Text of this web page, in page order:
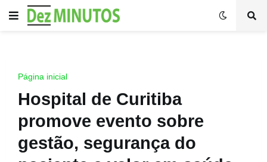
Página inicial
Hospital de Curitiba
promove evento sobre
gestão, segurança do